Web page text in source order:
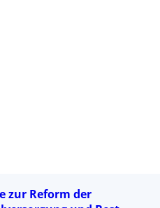
zur Reform der